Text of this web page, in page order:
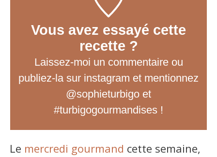
Vous avez essayé cette
recette ?
Laissez-moi un commentaireou
publiez-la sur instagram et mentionnez
@sophieturbigo et
#turbigogourmandises !
Le mercredi gourmand cette semaine,